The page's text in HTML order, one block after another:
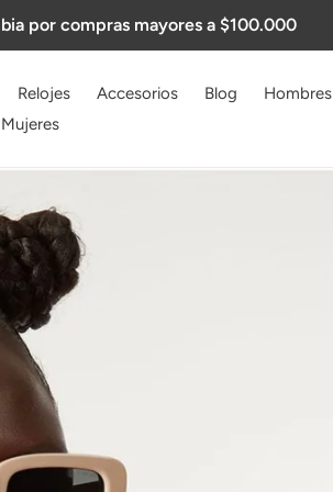
por compras mayores a $100.000
Relojes Accesorios Blog
Hombres
Mujeres